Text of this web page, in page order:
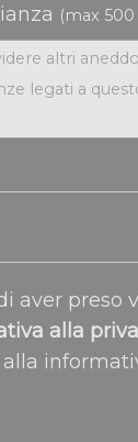
(max
aver preso
alla